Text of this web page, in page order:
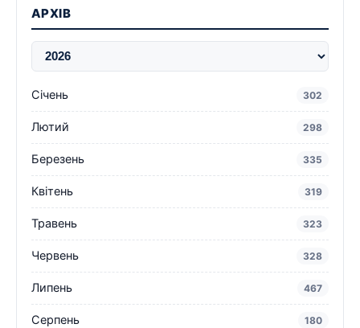
АРХІВ
Січень 302
Лютий 298
Березень 335
Квітень 319
Травень 323
Червень 328
Липень 467
Серпень 180